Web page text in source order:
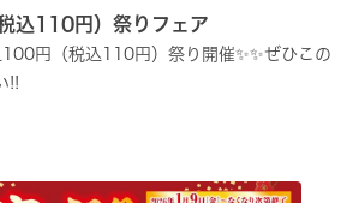
込110円）祭りフェア
円（税込110円）祭り開催✨✨ぜひこの
!!